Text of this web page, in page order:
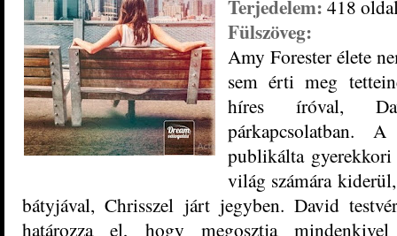
Terjedelem: 418
Fülszöveg:
Amy ​Forester élete
sem érti meg
híres íróval,
párkapcsolatban.
publikálta
világ számára
bátyjával, Chrisszel járt jegyben. David
határozza el, hogy megosztja mindenkivel